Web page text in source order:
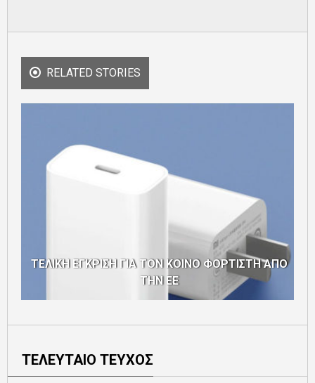
RELATED STORIES
ΤΕΛΙΚΗ ΕΓΚΡΙΣΗ ΓΙΑ ΤΟΝ ΚΟΙΝΟ ΦΟΡΤΙΣΤΗ ΑΠΟ
ΤΗΝ ΕΕ
ΤΕΛΕΥΤΑΙΟ ΤΕΥΧΟΣ